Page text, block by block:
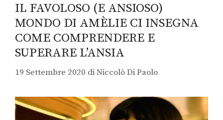
IL FAVOLOSO (E ANSIOSO)
MONDO DI AMÈLIE CI INSEGNA
COME COMPRENDERE E
SUPERARE L’ANSIA
19 Settembre 2020 diNiccolò Di Paolo